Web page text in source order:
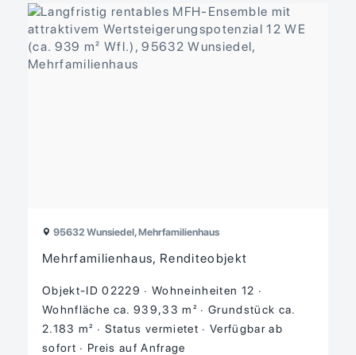
95632 Wunsiedel, Mehrfamilienhaus
Mehrfamilienhaus, Renditeobjekt
Objekt-ID 02229
Wohneinheiten 12
Wohnfläche ca. 939,33 m²
Grund­stück ca.
2.183 m²
Status vermietet
Verfügbar ab
sofort
Preis auf Anfrage